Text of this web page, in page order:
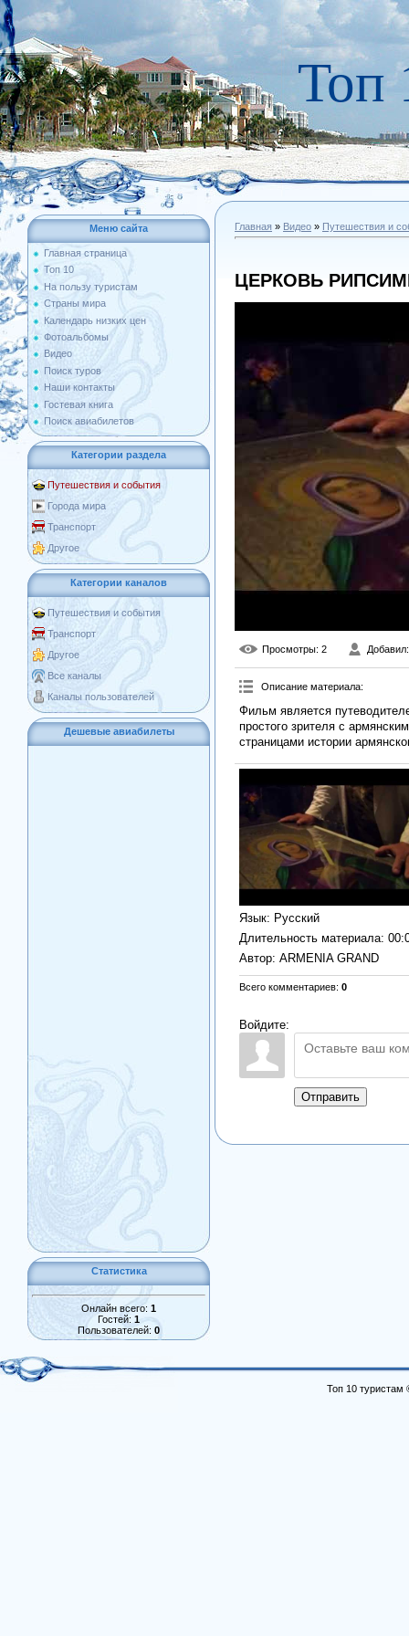
Топ
Меню сайта
Главная страница
Топ 10
На пользу туристам
Страны мира
Календарь низких цен
Фотоальбомы
Видео
Поиск туров
Наши контакты
Гостевая книга
Поиск авиабилетов
Категории раздела
Путешествия и события
Города мира
Транспорт
Другое
Категории каналов
Путешествия и события
Транспорт
Другое
Все каналы
Каналы пользователей
Дешевые авиабилеты
Статистика
Онлайн всего: 1
Гостей: 1
Пользователей: 0
Главная » Видео » Путешествия и
ЦЕРКОВЬ
Просмотры: 2 Добавил
Описание материала:
Фильм является
простого зрителя с
страницами истории
Язык: Русский
Длительность материала:
Автор: ARMENIA GRAND
Всего комментариев: 0
Войдите:
Отправить
Топ 10 туристам